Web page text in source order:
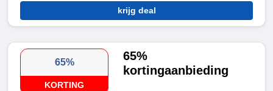
krijg deal
65%
KORTING
65%
kortingaanbieding